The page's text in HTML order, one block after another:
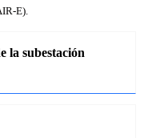
E).
la subestación